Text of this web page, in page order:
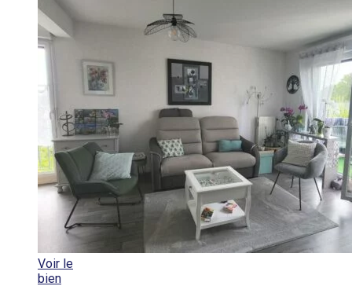
Voir le
bien